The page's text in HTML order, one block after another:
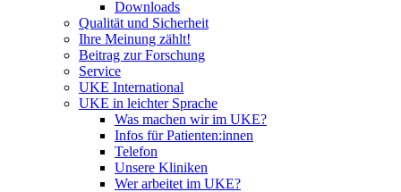
Downloads
Qualität und Sicherheit
Ihre Meinung zählt!
Beitrag zur Forschung
Service
UKE International
UKE in leichter Sprache
Was machen wir im UKE?
Infos für Patienten:innen
Telefon
Unsere Kliniken
Wer arbeitet im UKE?